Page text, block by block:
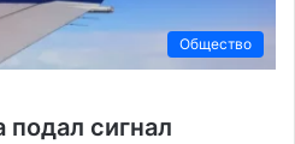
Общество
сигнал